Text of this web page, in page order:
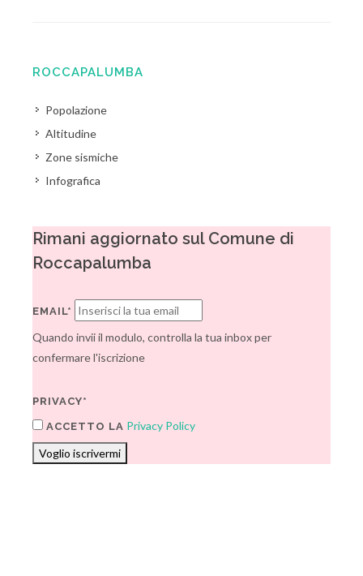
ROCCAPALUMBA
Popolazione
Altitudine
Zone sismiche
Infografica
Rimani aggiornato sul Comune di
Roccapalumba
EMAIL*
Quando invii il modulo, controlla la tua inbox per
confermare l'iscrizione
PRIVACY*
ACCETTO LA Privacy Policy
Voglio iscrivermi